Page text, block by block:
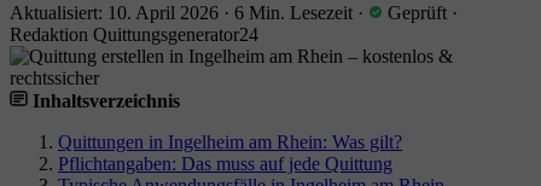
Aktualisiert: 10. April 2026 · 6 Min. Lesezeit · Geprüft ·
Redaktion Quittungsgenerator24
Inhaltsverzeichnis
Quittungen in Ingelheim am Rhein: Was gilt?
Pflichtangaben: Das muss auf jede Quittung